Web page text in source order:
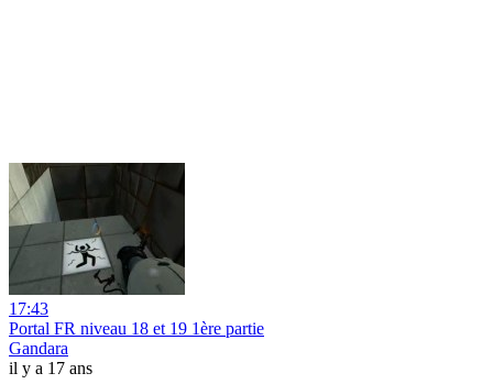
17:43
Portal FR niveau 18 et 19 1ère partie
Gandara
il y a 17 ans